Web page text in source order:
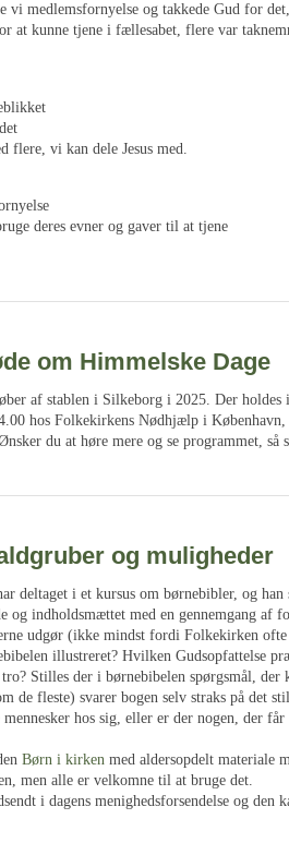
vi medlemsfornyelse og takkede Gud for
at kunne tjene i fællesabet, flere var
flere, vi kan dele Jesus med.
deres evner og gaver til at tjene
om Himmelske Dage
af stablen i Silkeborg i 2025. Der holdes
hos Folkekirkens Nødhjælp i
du at høre mere og se programmet,
og muligheder
deltaget i et kursus om børnebibler, og
og indholdsmættet med en gennemgang af
udgør (ikke mindst fordi Folkekirken
illustreret? Hvilken Gudsopfattelse
Stilles der i børnebibelen spørgsmål, der
de fleste) svarer bogen selv straks på det
hos sig, eller er der nogen, der
Børn i kirken med aldersopdelt
men alle er velkomne til at bruge det.
i dagens menighedsforsendelse og den